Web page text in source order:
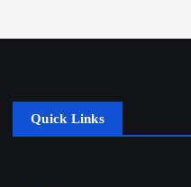
Quick Links